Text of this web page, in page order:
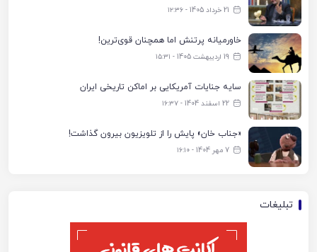
21 خرداد 1405 - ۱۲:۳۶
خاورمیانه پرتنش اما همچنان قوی‌ترین!
19 اردیبهشت 1405 - ۱۵:۳۱
سایه جنایات آمریکایی بر اماکن تاریخی ایران
22 اسفند 1404 - ۱۶:۳۷
«جناب خان» پایش را از تلویزیون بیرون گذاشت!
7 مهر 1404 - ۱۶:۱۰
تبلیغات